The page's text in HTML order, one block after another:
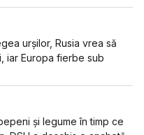
urșilor, Rusia vrea să
iar Europa fierbe sub
și legume în timp ce